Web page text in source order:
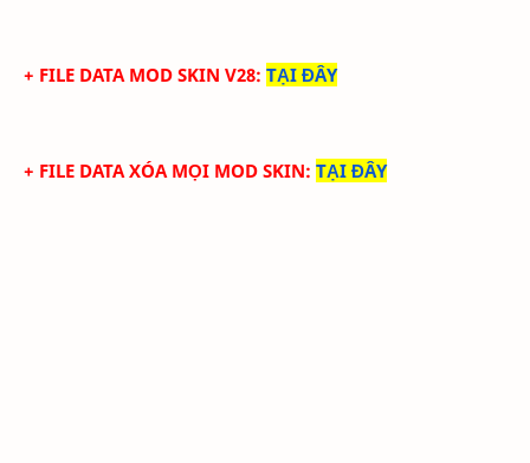
+ FILE DATA MOD SKIN V28: TẠI ĐÂY
+ FILE DATA XÓA MỌI MOD SKIN: TẠI ĐÂY